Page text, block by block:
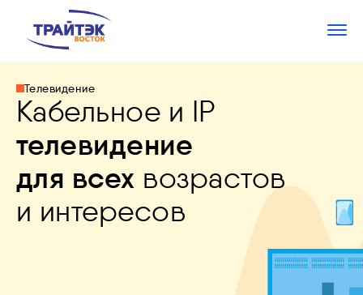
Телевидение
Кабельное и IP
телевидение
для всех возрастов
и интересов